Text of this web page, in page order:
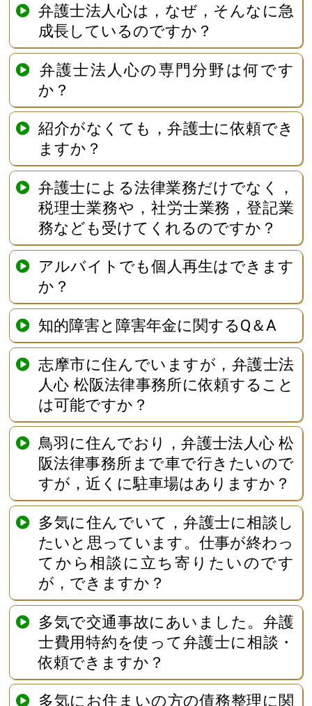
弁護士法人心は，なぜ，そんなに急
成長しているのですか？
弁護士法人心の専門分野は何です
か？
紹介がなくても，弁護士に依頼でき
ますか？
弁護士による法律業務だけでなく，
税理士業務や，社労士業務，登記業
務なども受けてくれるのですか？
アルバイトでも個人再生はできます
か？
知的障害と障害年金に関するQ＆A
志摩市に住んでいますが，弁護士法
人心 松阪法律事務所に依頼すること
は可能ですか？
鳥羽に住んでおり，弁護士法人心 松
阪法律事務所まで車で行きたいので
すが，近くに駐車場はありますか？
多気に住んでいて，弁護士に相談し
たいと思っています。仕事が終わっ
てから相談に立ち寄りたいのです
が，できますか？
多気で交通事故にあいました。弁護
士費用特約を使って弁護士に相談・
依頼できますか？
多気にお住まいの方の債務整理に関